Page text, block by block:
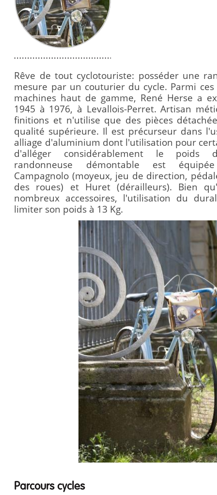
Rêve de tout cyclotouriste: posséder une
mesure par un couturier du cycle. Parmi
machines haut de gamme, René Herse a
1945 à 1976, à Levallois-Perret.Artisan
finitions et n'utilise que des pièces
qualité supérieure. Il est précurseur dans
alliage d'aluminium dont l'utilisation pour
d'alléger considérablement le
randonneuse démontable est
Campagnolo (moyeux, jeu de direction,
des roues) et Huret (dérailleurs). Bien
nombreux accessoires, l'utilisation du
limiter son poids à 13 Kg.
Parcours cycles